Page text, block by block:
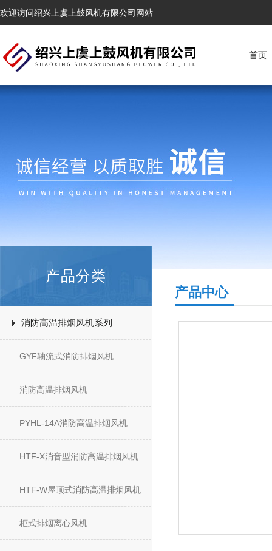
欢迎访问绍兴上虞上鼓风机有限公司网站
首页
产品分类
消防高温排烟风机系列
GYF轴流式消防排烟风机
消防高温排烟风机
PYHL-14A消防高温排烟风机
HTF-X消音型消防高温排烟风机
HTF-W屋顶式消防高温排烟风机
柜式排烟离心风机
产品中心